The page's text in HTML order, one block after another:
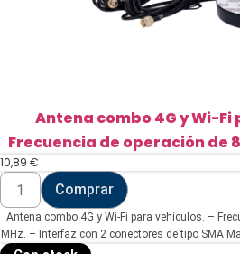
Antena combo 4G y Wi-Fi
Frecuencia de operación de
4G-01D-O-
10,89 €
Antena
combo
4G
y
Wi-
Comprar
Antena combo 4G y Wi-Fi para vehículos. –
MHz. – Interfaz con 2 conectores de tipo SMA